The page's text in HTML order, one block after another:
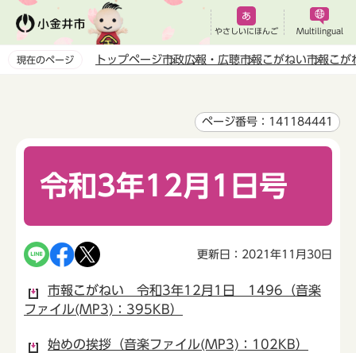
ペ
やさしいにほんご Multilingual
現在のページ トップページ市政広報・広聴市報こがねい市報こが
ページ番号：141184441
令和3年12月1日号
更新日：2021年11月30日
市報こがねい 令和3年12月1日 1496（音楽
ファイル(MP3)：395KB）
始めの挨拶（音楽ファイル(MP3)：102KB）